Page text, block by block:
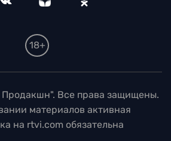
18+
Все права защищены.
материалов активная
на rtvi.com обязательна